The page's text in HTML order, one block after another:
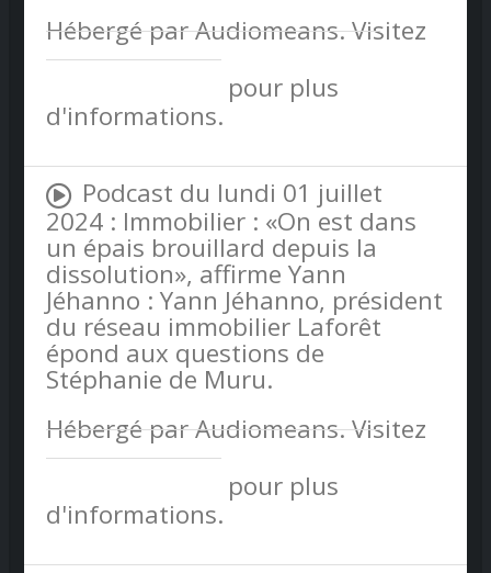
Hébergé par Audiomeans. Visitez
audiomeans.fr/politique-de-
pour plus
d'informations.
Podcast du lundi 01 juillet
2024 : Immobilier : «On est dans
un épais brouillard depuis la
dissolution», affirme Yann
Jéhanno : Yann Jéhanno, président
du réseau immobilier Laforêt
épond aux questions de
Stéphanie de Muru.
Hébergé par Audiomeans. Visitez
audiomeans.fr/politique-de-
pour plus
d'informations.